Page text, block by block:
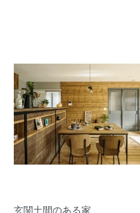
玄関土間のある家